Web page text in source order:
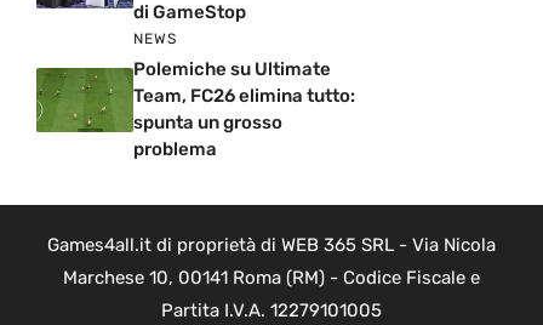
di GameStop
NEWS
Polemiche su Ultimate
Team, FC26 elimina tutto:
spunta un grosso
problema
Games4all.it di proprietà di WEB 365 SRL - Via Nicola
Marchese 10, 00141 Roma (RM) - Codice Fiscale e
Partita I.V.A. 12279101005